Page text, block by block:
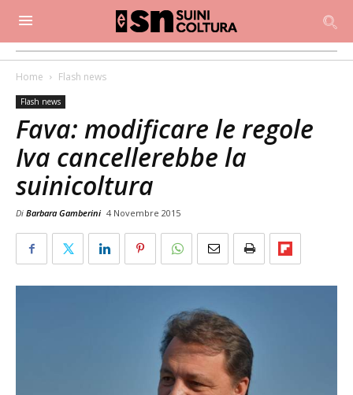
Home Flash news
Flash news
Fava: modificare le regole
Iva cancellerebbe la
suinicoltura
Di Barbara Gamberini 4 Novembre 2015